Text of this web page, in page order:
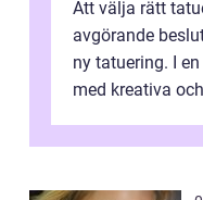
Att välja rätt
avgörande
ny tatuering. I
med kreativa